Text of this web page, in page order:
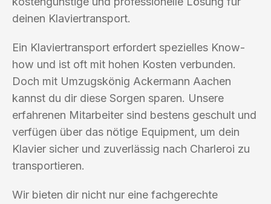
deinen Klaviertransport.
Ein Klaviertransport erfordert spezielles Know-
how und ist oft mit hohen Kosten verbunden.
Doch mit Umzugskönig Ackermann Aachen
kannst du dir diese Sorgen sparen. Unsere
erfahrenen Mitarbeiter sind bestens geschult und
verfügen über das nötige Equipment, um dein
Klavier sicher und zuverlässig nach Charleroi zu
transportieren.
Wir bieten dir nicht nur eine fachgerechte